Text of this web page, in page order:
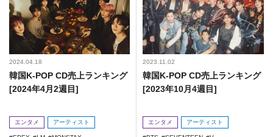
2024.04.18
韓国K-POP CD売上ランキング
[2024年4月2週目]
エンタメ アーティスト
2023.11.02
韓国K-POP CD売上ランキング
[2023年10月4週目]
エンタメ アーティスト